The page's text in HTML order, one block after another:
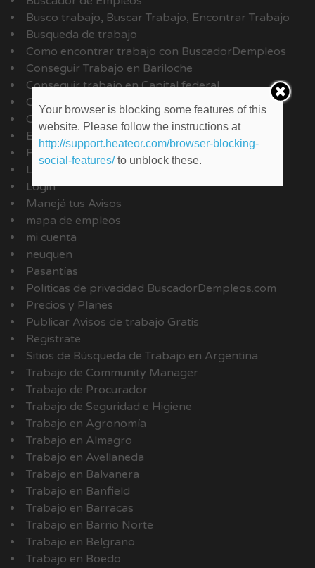
Busco trabajo, Buscar Trabajo, Encontrar Trabajo
Busqueda de trabajo
Como encontrar trabajo con BuscadorDempleos
Conseguir Trabajo en Bariloche
Conseguir trabajo en Capital federal
Contacto
Controlá tus alertas de Empleo
Empleos Por Empresas
FAQ
Links de trabajo
Login
Manejá tus Avisos
mapa de empleos
mi cuenta
neuquen
Pasantías
Políticas de privacidad BuscadorDempleos.com
Precios y Planes
Publicar Avisos de trabajo Gratis
Registrate
Sitios de Búsqueda de Trabajo en Argentina
Trabajo de Community Manager
Trabajo de Procurador
Trabajo de Seguridad e Higiene
Trabajo en Agronomía
Trabajo en Almagro
Trabajo en Avellaneda
Trabajo en Balvanera
Trabajo en Banfield
Trabajo en Barracas
Trabajo en Barrio Norte
Trabajo en Belgrano
Trabajo en Boedo
Your browser is blocking some features of this
website. Please follow the instructions at
http://support.heateor.com/browser-blocking-
social-features/to unblock these.